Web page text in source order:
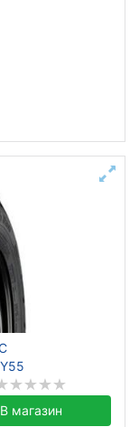
В магазин